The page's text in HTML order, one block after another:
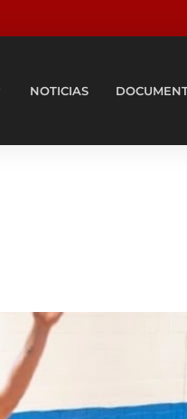
NOTICIAS